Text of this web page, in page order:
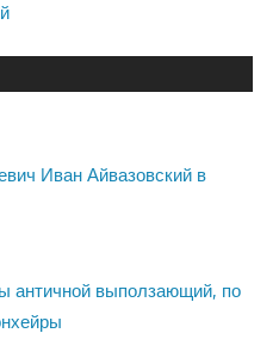
Иван Айвазовский в
античной выползающий, по